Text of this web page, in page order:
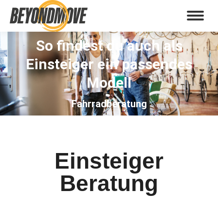
So findest du auch als
Einsteiger ein passendes
Modell
Fahrradberatung
Sie befinden sich hier:
Einsteiger
Beratung